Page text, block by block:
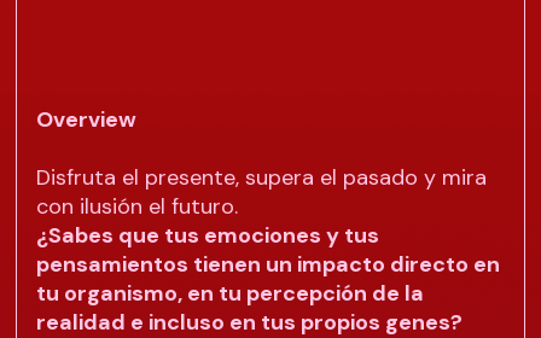
Overview
Disfruta el presente, supera el pasado y mira
con ilusión el futuro.
¿Sabes que tus emociones y tus
pensamientos tienen un impacto directo en
tu organismo, en tu percepción de la
realidad e incluso en tus propios genes?